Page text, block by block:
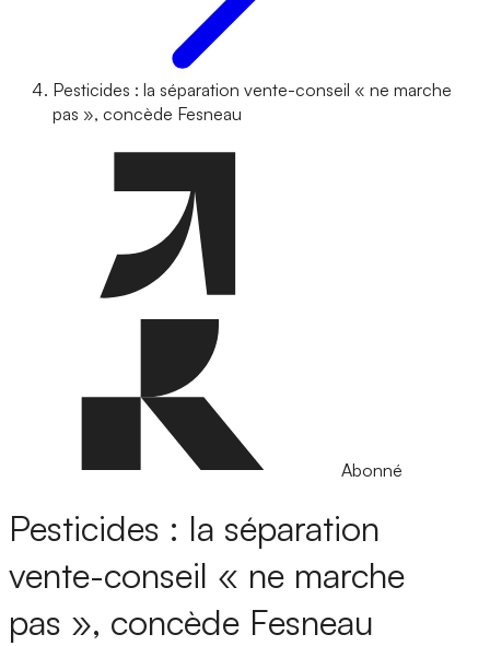
Pesticides : la séparation vente-conseil « ne marche
pas », concède Fesneau
Abonné
Pesticides : la séparation
vente-conseil « ne marche
pas », concède Fesneau